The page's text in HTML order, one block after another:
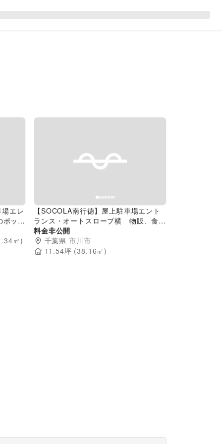
エレ
ップ
㎡)
Previous slide
【SOCOLA南行徳】屋上駐車場エント
ランス・オートスロープ横 物販、食物
販のポップアップストアや販促プロモー
ションに最適な催事イベントスペース
料金非公開
千葉県 市川市
11.54坪 (38.16㎡)